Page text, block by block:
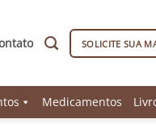
SOLICITE SUA
Medicamentos